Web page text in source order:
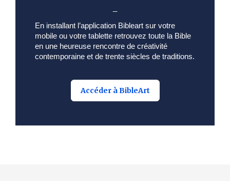
En installant l’application Bibleart sur votre
mobile ou votre tablette retrouvez toute la Bible
en une heureuse rencontre de créativité
contemporaine et de trente siècles de traditions.
Accéder à BibleArt